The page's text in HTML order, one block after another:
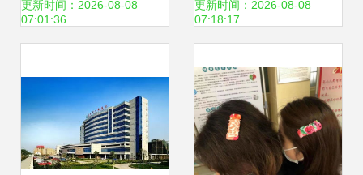
彩花园无中介费短
更新时间：2026-08-08
07:01:36
童常见病防治护理
更新时间：2026-08-08
07:18:17